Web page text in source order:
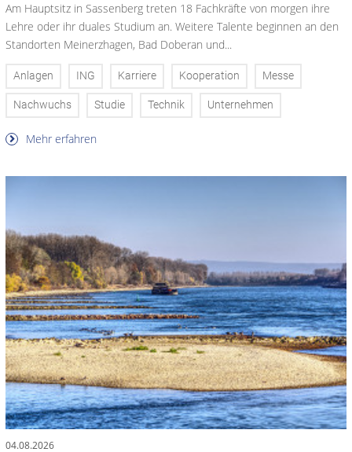
Am Hauptsitz in Sassenberg treten 18 Fachkräfte von morgen ihre
Lehre oder ihr duales Studium an. Weitere Talente beginnen an den
Standorten Meinerzhagen, Bad Doberan und...
Anlagen ING Karriere Kooperation Messe
Nachwuchs Studie Technik Unternehmen
Mehr erfahren
04.08.2026